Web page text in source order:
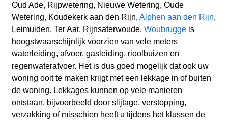
Oud Ade, Rijpwetering, Nieuwe Wetering, Oude
Wetering, Koudekerk aan den Rijn, Alphen aan den Rijn,
Leimuiden, Ter Aar, Rijnsaterwoude, Woubruggeis
hoogstwaarschijnlijk voorzien van vele meters
waterleiding, afvoer, gasleiding, rioolbuizen en
regenwaterafvoer. Het is dus goed mogelijk dat ook uw
woning ooit te maken krijgt met een lekkage in of buiten
de woning. Lekkages kunnen op vele manieren
ontstaan, bijvoorbeeld door slijtage, verstopping,
verzakking of misschien heeft u tijdens het klussen de